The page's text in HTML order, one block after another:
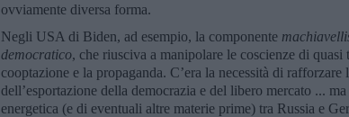
ovviamente diversa forma.
Negli USA di Biden, ad esempio, la componente
democratico, che riusciva a manipolare le coscienze di
cooptazione e la propaganda. C’era la necessità di
dell’esportazione della democrazia e del libero mercato ... ma
energetica (e di eventuali altre materie prime) tra Russia e